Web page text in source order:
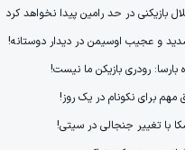
بازیکنی در حد رامین پیدا نخواهد کرد
و عجیب اوسیمن در دیدار دوستانه!
رودری بازیکن ما نیست!
مهم برای نکونام در یک روز!
با تغییر جنجالی در سیتی!